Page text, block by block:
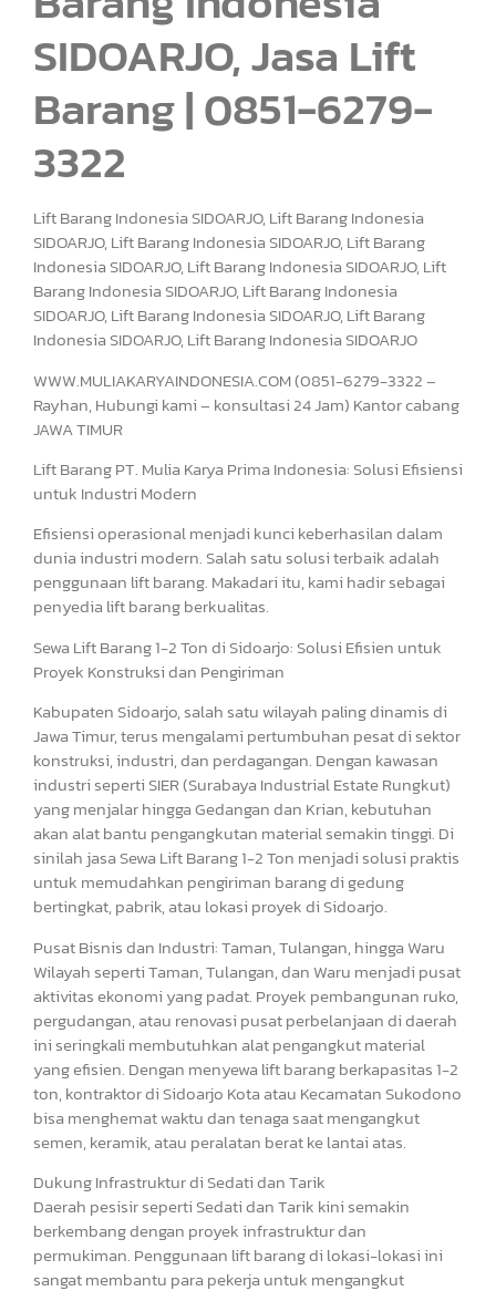
SIDOARJO, Jasa Lift
Barang | 0851-6279-
3322
Lift Barang Indonesia SIDOARJO, Lift Barang Indonesia
SIDOARJO, Lift Barang Indonesia SIDOARJO, Lift Barang
Indonesia SIDOARJO, Lift Barang Indonesia SIDOARJO, Lift
Barang Indonesia SIDOARJO, Lift Barang Indonesia
SIDOARJO, Lift Barang Indonesia SIDOARJO, Lift Barang
Indonesia SIDOARJO, Lift Barang Indonesia SIDOARJO
WWW.MULIAKARYAINDONESIA.COM (0851-6279-3322 –
Rayhan, Hubungi kami – konsultasi 24 Jam) Kantor cabang
JAWA TIMUR
Lift Barang PT. Mulia Karya Prima Indonesia: Solusi Efisiensi
untuk Industri Modern
Efisiensi operasional menjadi kunci keberhasilan dalam
dunia industri modern. Salah satu solusi terbaik adalah
penggunaan lift barang. Makadari itu, kami hadir sebagai
penyedia lift barang berkualitas.
Sewa Lift Barang 1-2 Ton di Sidoarjo: Solusi Efisien untuk
Proyek Konstruksi dan Pengiriman
Kabupaten Sidoarjo, salah satu wilayah paling dinamis di
Jawa Timur, terus mengalami pertumbuhan pesat di sektor
konstruksi, industri, dan perdagangan. Dengan kawasan
industri seperti SIER (Surabaya Industrial Estate Rungkut)
yang menjalar hingga Gedangan dan Krian, kebutuhan
akan alat bantu pengangkutan material semakin tinggi. Di
sinilah jasa Sewa Lift Barang 1-2 Ton menjadi solusi praktis
untuk memudahkan pengiriman barang di gedung
bertingkat, pabrik, atau lokasi proyek di Sidoarjo.
Pusat Bisnis dan Industri: Taman, Tulangan, hingga Waru
Wilayah seperti Taman, Tulangan, dan Waru menjadi pusat
aktivitas ekonomi yang padat. Proyek pembangunan ruko,
pergudangan, atau renovasi pusat perbelanjaan di daerah
ini seringkali membutuhkan alat pengangkut material
yang efisien. Dengan menyewa lift barang berkapasitas 1-2
ton, kontraktor di Sidoarjo Kota atau Kecamatan Sukodono
bisa menghemat waktu dan tenaga saat mengangkut
semen, keramik, atau peralatan berat ke lantai atas.
Dukung Infrastruktur di Sedati dan Tarik
Daerah pesisir seperti Sedati dan Tarik kini semakin
berkembang dengan proyek infrastruktur dan
permukiman. Penggunaan lift barang di lokasi-lokasi ini
sangat membantu para pekerja untuk mengangkut